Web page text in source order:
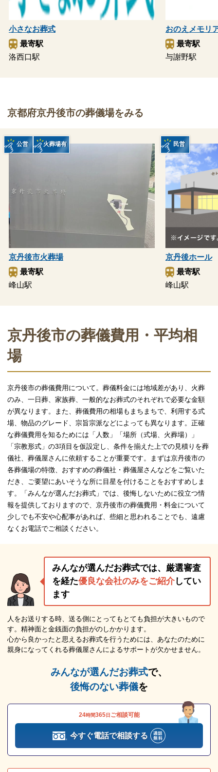
小さなお葬式
最寄駅
洛西口駅
おのえメモリ
最寄駅
与謝野駅
京都府京丹後市の葬儀場をみる
京丹後市火葬場
最寄駅
峰山駅
公営 火葬場有
京丹後ホール
最寄駅
峰山駅
民営
京丹後市の葬儀費用・平均相
場
京丹後市の葬儀費用について。葬儀料金には地域差があり、火葬
のみ、一日葬、家族葬、一般的なお葬式のそれぞれで必要な金額
が異なります。また、葬儀費用の相場もまちまちで、利用する式
場、物品のグレード、宗旨宗派などによっても異なります。正確
な葬儀費用を知るためには「人数」「場所（式場、火葬場）」
「宗教形式」の3項目を仮設定し、条件を揃えた上での見積りを葬
儀社、葬儀屋さんに依頼することが重要です。まずは京丹後市の
各葬儀場の特徴、おすすめの葬儀社・葬儀屋さんなどをご覧いた
だき、ご要望にあいそうな所に目星を付けることをおすすめしま
す。「みんなが選んだお葬式」では、後悔しないために役立つ情
報を提供しておりますので、京丹後市の葬儀費用・料金について
少しでも不安や心配事があれば、些細と思われることでも、遠慮
なくお電話でご相談ください。
みんなが選んだお葬式では、厳選審査
を経た優良な会社のみをご紹介してい
ます
人をお送りする時、送る側にとってもとても負担が大きいもので
す。精神面と金銭面の負担がのしかかります。
心から良かったと思えるお葬式を行うためには、あなたのために
親身になってくれる葬儀屋さんによるサポートが欠かせません。
みんなが選んだお葬式で、
後悔のない葬儀を
24時間365日 ご相談可能
今すぐ電話で相談する